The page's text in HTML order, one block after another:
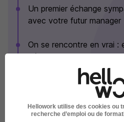
Un premier échange
avec votre futur manager
On se rencontre en vrai :
rh) et visite des locaux
On explore votre
suivi d'un débrief avec un
Une réponse, toujours.
Hellowork utilise des cookies ou
recherche d’emploi ou de